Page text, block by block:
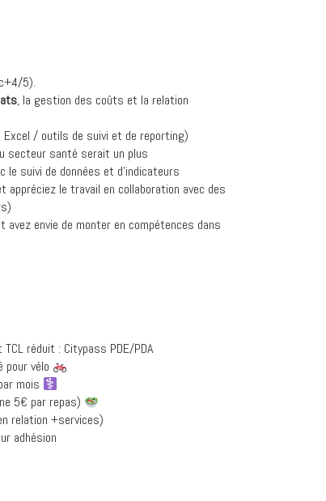
5).
, la gestion des coûts et la relation
/ outils de suivi et de reporting)
secteur santé serait un plus
suivi de données et d’indicateurs
appréciez le travail en collaboration avec des
avez envie de monter en compétences dans
réduit : Citypass PDE/PDA
pour vélo
mois
5€ par repas)
relation +services)
adhésion